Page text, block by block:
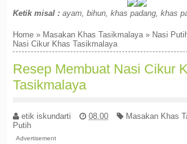
Ketik misal : ayam, bihun, khas padang, khas
Home » Masakan Khas Tasikmalaya» Nasi
Nasi Cikur Khas Tasikmalaya
Resep Membuat Nasi Cikur
Tasikmalaya
etik iskundarti 08.00 Masakan Khas
Putih
Advertisement